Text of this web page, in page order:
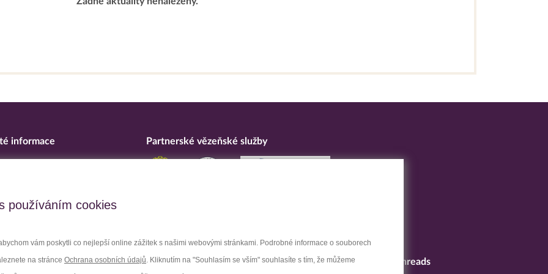
používáním cookies
vám poskytli co nejlepší online zážitek s našimi webovými stránkami. Podrobné informace o souborech
na stránce Ochrana osobních údajů. Kliknutím na "Souhlasím se vším" souhlasíte s tím, že můžeme
informace
opatření
Partnerské vězeňské služby
Facebook Youtube LinkedIn Threads